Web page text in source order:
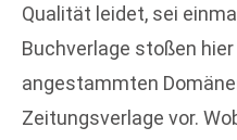
Qualität leidet, sei
Buchverlage stoßen
angestammten
Zeitungsverlage vor.